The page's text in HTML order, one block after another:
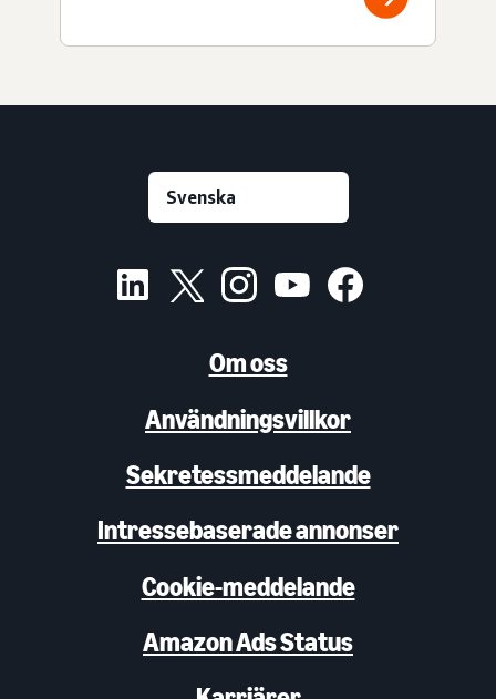
Om oss
Användningsvillkor
Sekretessmeddelande
Intressebaserade annonser
Cookie-meddelande
Amazon Ads Status